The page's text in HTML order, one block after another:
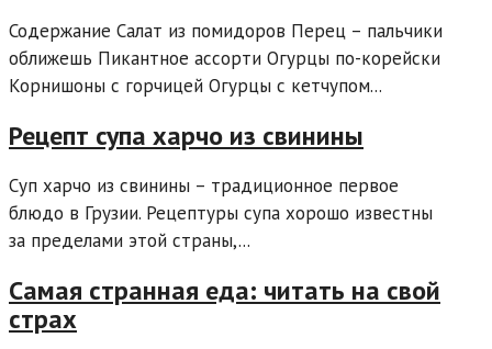
Содержание Салат из помидоров Перец – пальчики
оближешь Пикантное ассорти Огурцы по-корейски
Корнишоны с горчицей Огурцы с кетчупом...
Рецепт супа харчо из свинины
Суп харчо из свинины – традиционное первое
блюдо в Грузии. Рецептуры супа хорошо известны
за пределами этой страны,...
Самая странная еда: читать на свой
страх